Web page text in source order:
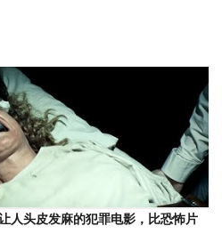
人头皮发麻的犯罪电影，比恐怖片